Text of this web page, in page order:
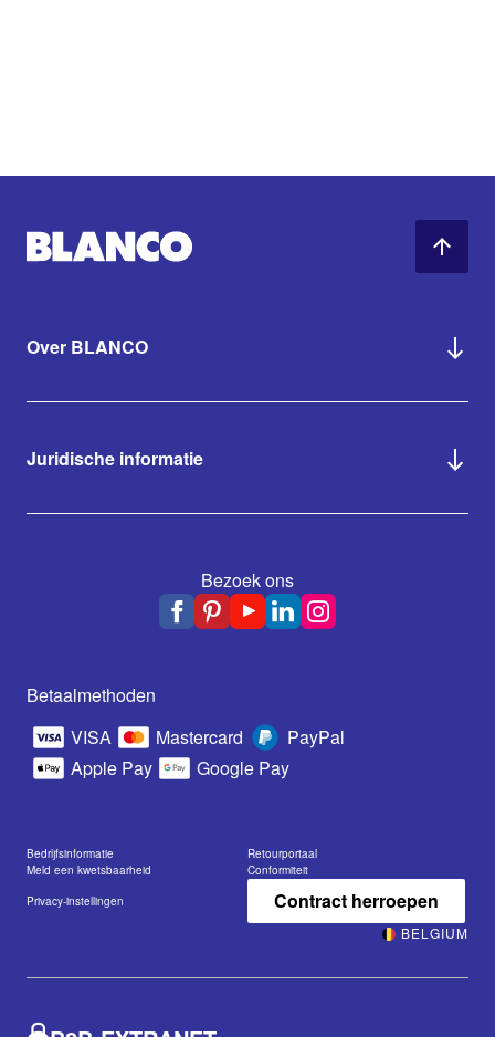
Over BLANCO
Juridische informatie
Bezoek ons
Betaalmethoden
VISA
Mastercard
PayPal
Apple Pay
Google Pay
Bedrijfsinformatie
Retourportaal
Meld een kwetsbaarheid
Conformiteit
Privacy-instellingen
Contract herroepen
BELGIUM